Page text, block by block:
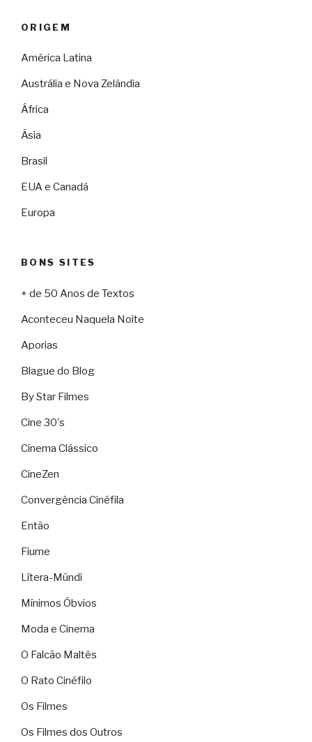
ORIGEM
América Latina
Austrália e Nova Zelândia
África
Ásia
Brasil
EUA e Canadá
Europa
BONS SITES
+ de 50 Anos de Textos
Aconteceu Naquela Noite
Aporias
Blague do Blog
By Star Filmes
Cine 30's
Cinema Clássico
CineZen
Convergência Cinéfila
Então
Fiume
Lítera-Múndi
Mínimos Óbvios
Moda e Cinema
O Falcão Maltês
O Rato Cinéfilo
Os Filmes
Os Filmes dos Outros